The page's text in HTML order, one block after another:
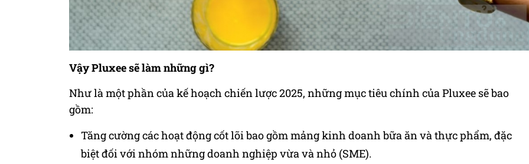
VậyPluxee sẽ làm những gì?
Như là một phần của kế hoạch chiến lược 2025, những mục tiêu chính của Pluxee sẽ bao
gồm:
Tăng cường các hoạt động cốt lõi bao gồm mảng kinh doanh bữa ăn và thực phẩm, đặc
biệt đối với nhóm những doanh nghiệp vừa và nhỏ (SME).